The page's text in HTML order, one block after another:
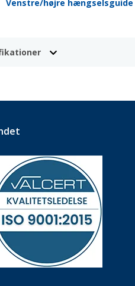
Venstre/højre hængselsguide